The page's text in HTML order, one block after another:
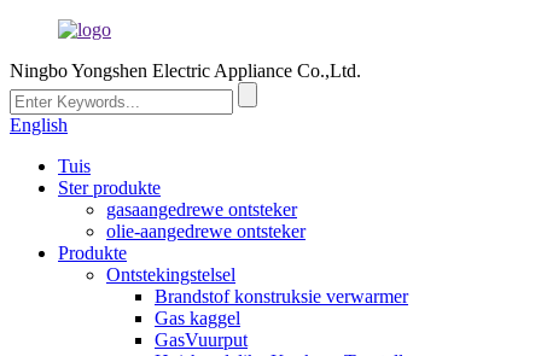
Ningbo Yongshen Electric Appliance Co.,Ltd.
English
Tuis
Ster produkte
gasaangedrewe ontsteker
olie-aangedrewe ontsteker
Produkte
Ontstekingstelsel
Brandstof konstruksie verwarmer
Gas kaggel
GasVuurput